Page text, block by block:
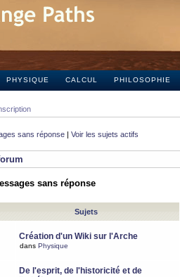
PHYSIQUE CALCUL PHILOSOPHIE
sans réponse | Voir les sujets actifs
sans réponse
Sujets
Création d'un Wiki sur l'Arche
dans Physique
De l'esprit, de l'historicité et de